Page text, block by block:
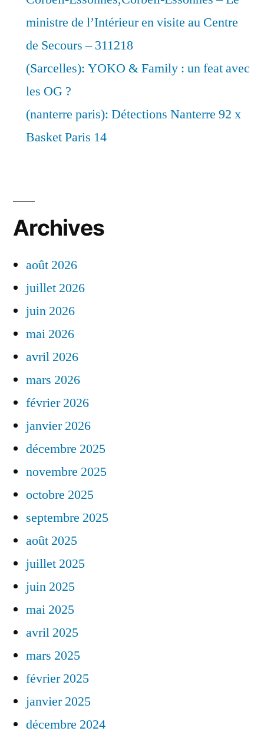
ministre de l’Intérieur en visite au Centre
de Secours – 311218
(Sarcelles): YOKO & Family : un feat avec
les OG ?
(nanterre paris): Détections Nanterre 92 x
Basket Paris 14
Archives
août 2026
juillet 2026
juin 2026
mai 2026
avril 2026
mars 2026
février 2026
janvier 2026
décembre 2025
novembre 2025
octobre 2025
septembre 2025
août 2025
juillet 2025
juin 2025
mai 2025
avril 2025
mars 2025
février 2025
janvier 2025
décembre 2024